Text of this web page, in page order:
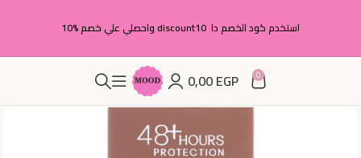
استخدم كود الخصم دا discount10 واحصلي علي خصم %10
0
0,00EGP